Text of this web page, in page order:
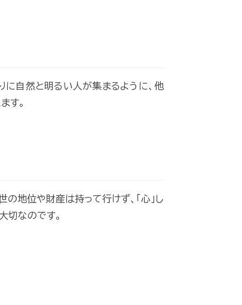
に自然と明るい人が集まるように、他
す。
の地位や財産は持って行けず、「心」し
切なのです。